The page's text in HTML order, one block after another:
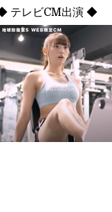
テレビCM出演 ◆